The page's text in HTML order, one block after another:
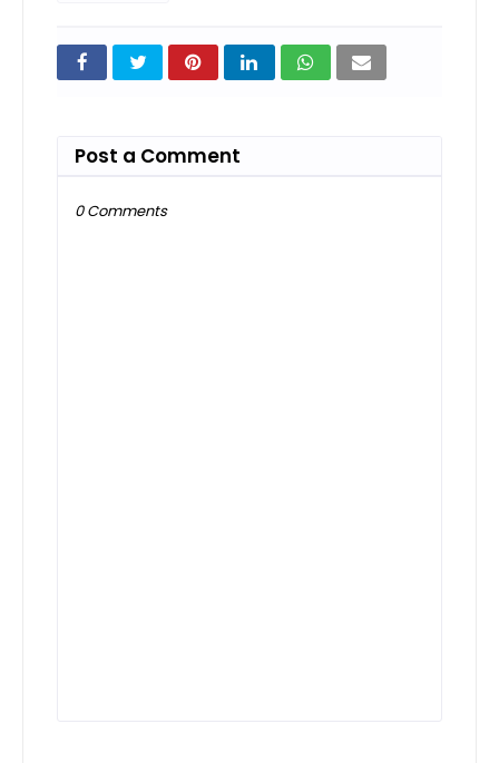
Post a Comment
0 Comments